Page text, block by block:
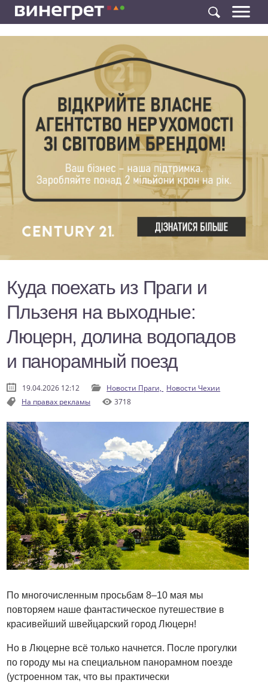
Куда поехать из Праги и
Пльзеня на выходные:
Люцерн, долина водопадов
и панорамный поезд
19.04.2026 12:12 Новости Праги, Новости Чехии
На правах рекламы
3718
По многочисленным просьбам 8–10 мая мы
повторяем наше фантастическое путешествие в
красивейший швейцарский город Люцерн!
Но в Люцерне всё только начнется. После прогулки
по городу мы на специальном панорамном поезде
(устроенном так, что вы практически